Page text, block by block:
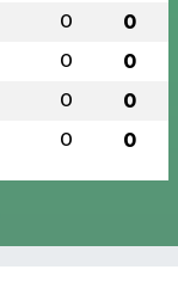
0 0
0 0
0 0
0 0